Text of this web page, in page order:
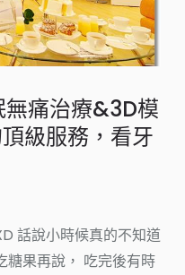
痛治療&3D模
級服務，看牙
話說小時候真的不知道
糖果再說， 吃完後有時